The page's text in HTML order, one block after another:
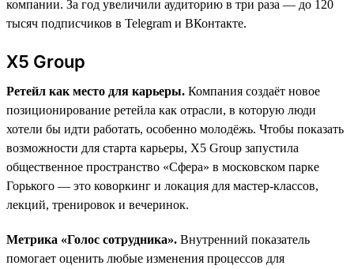
компании. За год увеличили аудиторию в три раза — до 120
тысяч подписчиков в Telegram и ВКонтакте.
X5 Group
Ретейл как место для карьеры. Компания создаёт новое
позиционирование ретейла как отрасли, в которую люди
хотели бы идти работать, особенно молодёжь. Чтобы показать
возможности для старта карьеры, X5 Group запустила
общественное пространство «Сфера» в московском парке
Горького — это коворкинг и локация для мастер-классов,
лекций, тренировок и вечеринок.
Метрика «Голос сотрудника». Внутренний показатель
помогает оценить любые изменения процессов для